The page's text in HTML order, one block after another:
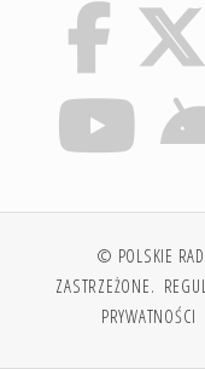
© POLSKIE
ZASTRZEŻONE.
PRYWATNOŚCI